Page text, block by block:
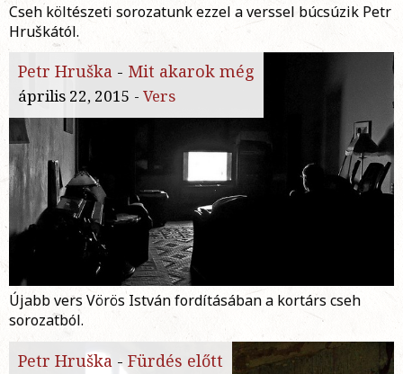
Cseh költészeti sorozatunk ezzel a verssel búcsúzik Petr
Hruškától.
Petr Hruška - Mit akarok még
április 22, 2015 - Vers
Újabb vers Vörös István fordításában a kortárs cseh
sorozatból.
Petr Hruška - Fürdés előtt